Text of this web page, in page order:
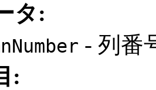
タ:
- 列番
: